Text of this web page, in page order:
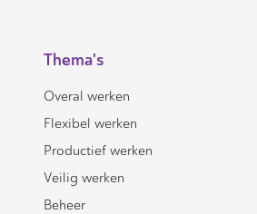
Thema's
Overal werken
Flexibel werken
Productief werken
Veilig werken
Beheer